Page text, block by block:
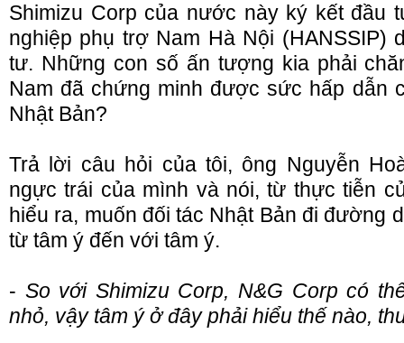
Shimizu Corp của nước này ký kết đầu
nghiệp phụ trợ Nam Hà Nội (HANSSIP)
tư. Những con số ấn tượng kia phải
Nam đã chứng minh được sức hấp dẫn
Nhật Bản?
Trả lời câu hỏi của tôi, ông Nguyễn
ngực trái của mình và nói, từ thực tiễn
hiểu ra, muốn đối tác Nhật Bản đi đường
từ tâm ý đến với tâm ý.
- So với Shimizu Corp, N&G Corp có
nhỏ, vậy tâm ý ở đây phải hiểu thế nào,